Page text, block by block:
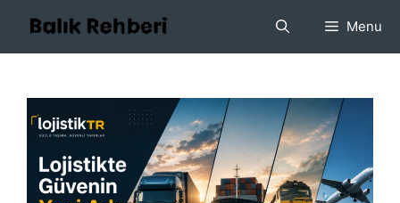
İçeriğe
Menu